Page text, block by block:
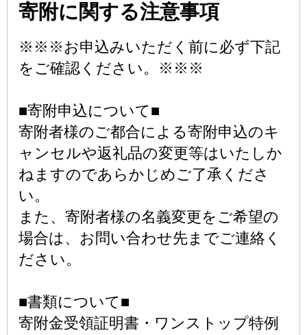
寄附に関する注意事項
※※※お申込みいただく前に必ず下記
をご確認ください。※※※
■寄附申込について■
寄附者様のご都合による寄附申込のキ
ャンセルや返礼品の変更等はいたしか
ねますのであらかじめご了承くださ
い。
また、寄附者様の名義変更をご希望の
場合は、お問い合わせ先までご連絡く
ださい。
■書類について■
寄附金受領証明書・ワンストップ特例